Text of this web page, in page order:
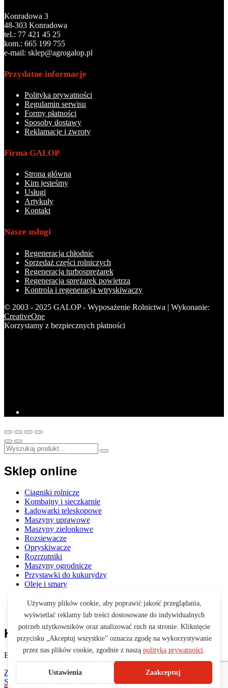
Konradowa 3
48-303 Konradowa
tel.: 77 421 45 25
kom.: 665 199 755
e-mail: sklep@agrogalop.pl
Przydatne informacje
Polityka prywatności
Regulamin serwisu
Formy płatności
Sposoby dostawy
Reklamacje i zwroty
Firma GALOP
Strona główna
Kim jesteśmy
Usługi
Artykuły
Kontakt
Nasze usługi
Regeneracja chłodnic
Sprzedaż części rolniczych
Regeneracja turbosprężarek
Regeneracja sprężarek powietrza
Kontrola i regeneracja wtryskiwaczy
© 2003 - 2025 GALOP - Wyposażenie Rolnictwa | Wykonanie:
CreativeOne
Korzystamy z bezpiecznych płatności
Sklep online
Ciągniki rolnicze
Kombajny i sieczkarnie
Ładowarki teleskopowe
Maszyny uprawowe
Maszyny zielonkowe
Rozsiewacze
Opryskiwacze
Rozrzutniki
Maszyny ogrodnicze
Przystawki do kukurydzy
Oleje i smary
Akcesoria
Zabawki
Koszyk
Brak produktów w koszyku.
Zamknij
StartProduktySzukaj0Koszyk